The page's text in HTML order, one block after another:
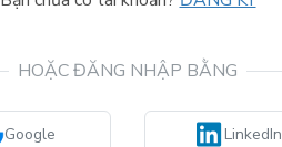
HOẶC ĐĂNG NHẬP BẰNG
Google LinkedIn